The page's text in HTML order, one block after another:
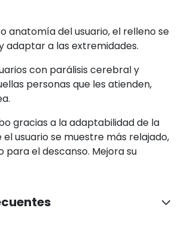
anatomía del usuario, el relleno se
adaptar a las extremidades.
con parálisis cerebral y
personas que les atienden,
gracias a la adaptabilidad de la
usuario se muestre más relajado,
para el descanso. Mejora su